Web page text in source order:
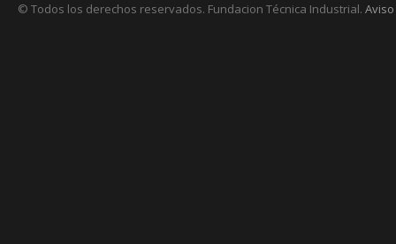
© Todos los derechos reservados. Fundacion Técnica Industrial.